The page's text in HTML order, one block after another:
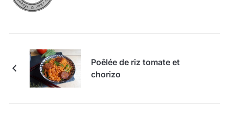
Poêlée de riz tomate et
chorizo